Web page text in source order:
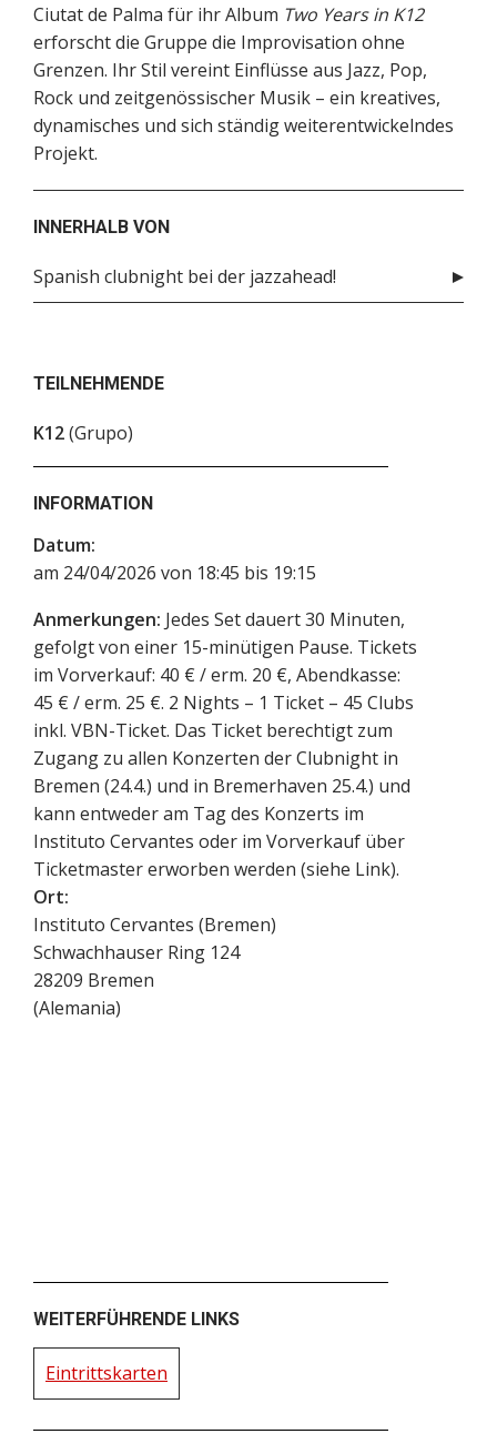
Ciutat de Palma für ihr Album Two Years in K12
erforscht die Gruppe die Improvisation ohne
Grenzen. Ihr Stil vereint Einflüsse aus Jazz, Pop,
Rock und zeitgenössischer Musik – ein kreatives,
dynamisches und sich ständig weiterentwickelndes
Projekt.
INNERHALB VON
Spanish clubnight bei der jazzahead!
TEILNEHMENDE
K12(Grupo)
INFORMATION
Datum:
am 24/04/2026 von 18:45 bis 19:15
Anmerkungen: Jedes Set dauert 30 Minuten,
gefolgt von einer 15-minütigen Pause. Tickets
im Vorverkauf: 40 € / erm. 20 €, Abendkasse:
45 € / erm. 25 €. 2 Nights – 1 Ticket – 45 Clubs
inkl. VBN-Ticket. Das Ticket berechtigt zum
Zugang zu allen Konzerten der Clubnight in
Bremen (24.4.) und in Bremerhaven 25.4.) und
kann entweder am Tag des Konzerts im
Instituto Cervantes oder im Vorverkauf über
Ticketmaster erworben werden (siehe Link).
Ort:
Instituto Cervantes (Bremen)
Schwachhauser Ring 124
28209 Bremen
(Alemania)
WEITERFÜHRENDE LINKS
Eintrittskarten